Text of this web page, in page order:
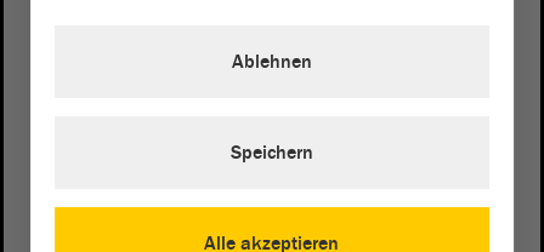
Telefon und Fax
Alle akzeptieren
Ablehnen
Speichern